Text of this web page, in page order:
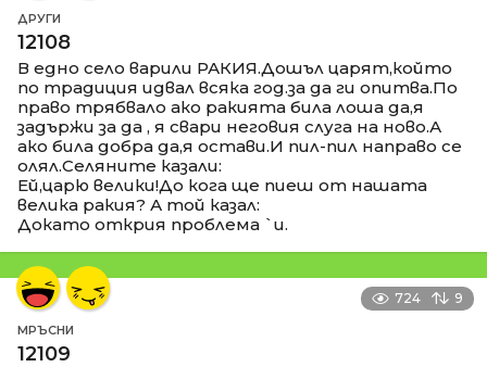
ДРУГИ
12108
В едно село варили РАКИЯ.Дошъл царят,който
по традиция идвал всяка год.за да ги опитва.По
право трябвало ако ракията била лоша да,я
задържи за да , я свари неговия слуга на ново.А
ако била добра да,я остави.И пил-пил направо се
олял.Селяните казали:
Ей,царю велики!До кога ще пиеш от нашата
велика ракия? А той казал:
Докато открия проблема `и.
724 9
МРЪСНИ
12109